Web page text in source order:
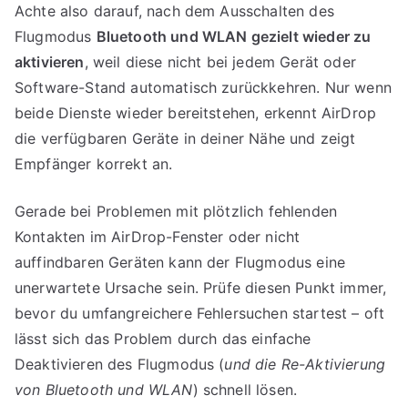
Achte also darauf, nach dem Ausschalten des
Flugmodus Bluetooth und WLAN gezielt wieder zu
aktivieren, weil diese nicht bei jedem Gerät oder
Software-Stand automatisch zurückkehren. Nur wenn
beide Dienste wieder bereitstehen, erkennt AirDrop
die verfügbaren Geräte in deiner Nähe und zeigt
Empfänger korrekt an.
Gerade bei Problemen mit plötzlich fehlenden
Kontakten im AirDrop-Fenster oder nicht
auffindbaren Geräten kann der Flugmodus eine
unerwartete Ursache sein. Prüfe diesen Punkt immer,
bevor du umfangreichere Fehlersuchen startest – oft
lässt sich das Problem durch das einfache
Deaktivieren des Flugmodus (und die Re-Aktivierung
von Bluetooth und WLAN) schnell lösen.